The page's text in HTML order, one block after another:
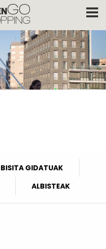
BISITA GIDATUAK
ALBISTEAK